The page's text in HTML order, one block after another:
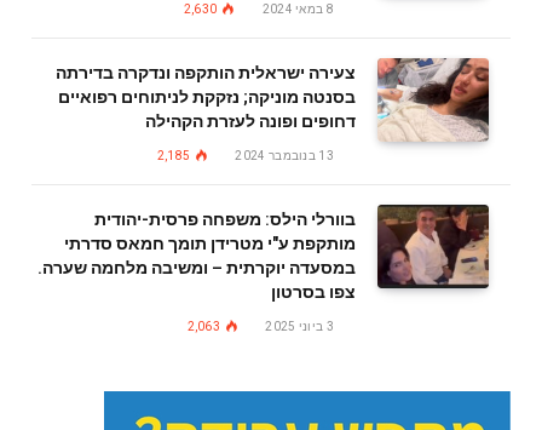
8 במאי 2024 2,630
צעירה ישראלית הותקפה ונדקרה בדירתה
בסנטה מוניקה; נזקקת לניתוחים רפואיים
דחופים ופונה לעזרת הקהילה
13 בנובמבר 2024 2,185
בוורלי הילס: משפחה פרסית-יהודית
מותקפת ע"י מטרידן תומך חמאס סדרתי
במסעדה יוקרתית – ומשיבה מלחמה שערה.
צפו בסרטון
3 ביוני 2025 2,063